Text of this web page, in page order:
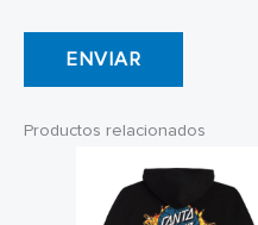
Productos relacionados